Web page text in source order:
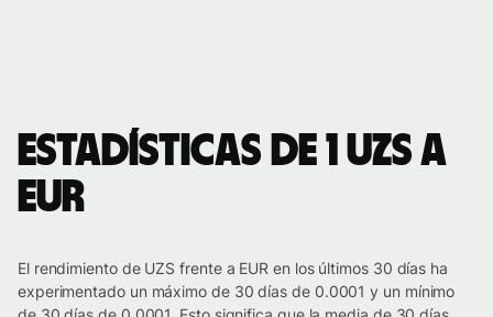
Estadísticas de 1 UZS a
EUR
El rendimiento de UZS frente a EUR en los últimos 30 días ha
experimentado un máximo de 30 días de 0.0001 y un mínimo